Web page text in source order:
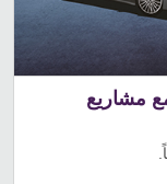
مشاريع